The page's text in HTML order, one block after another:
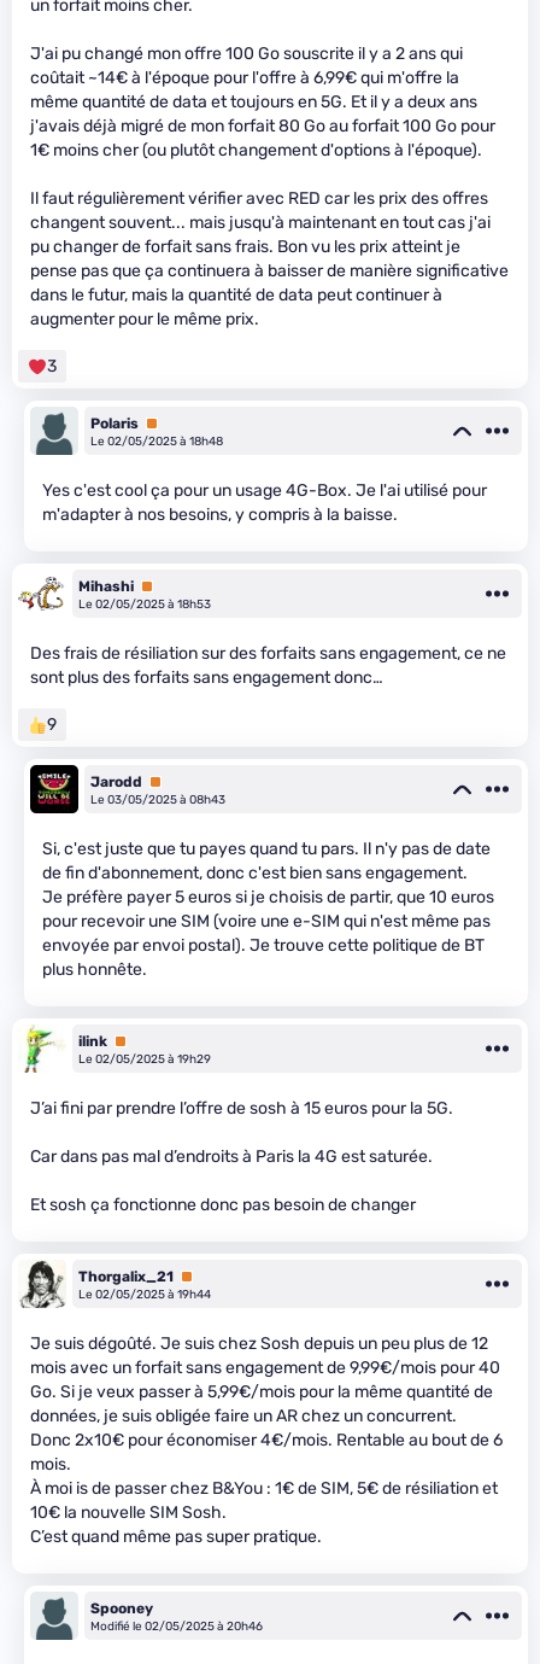
un forfait moins cher.
J'ai pu changé mon offre 100 Go souscrite il y a 2 ans qui
coûtait ~14€ à l'époque pour l'offre à 6,99€ qui m'offre la
même quantité de data et toujours en 5G. Et il y a deux ans
j'avais déjà migré de mon forfait 80 Go au forfait 100 Go pour
1€ moins cher (ou plutôt changement d'options à l'époque).
Il faut régulièrement vérifier avec RED car les prix des offres
changent souvent... mais jusqu'à maintenant en tout cas j'ai
pu changer de forfait sans frais. Bon vu les prix atteint je
pense pas que ça continuera à baisser de manière significative
dans le futur, mais la quantité de data peut continuer à
augmenter pour le même prix.
3
Polaris Premium
Le 02/05/2025 à 18h48
Yes c'est cool ça pour un usage 4G-Box. Je l'ai utilisé pour
m'adapter à nos besoins, y compris à la baisse.
Mihashi Premium
Le 02/05/2025 à 18h53
Des frais de résiliation sur des forfaits sans engagement, ce ne
sont plus des forfaits sans engagement donc…
9
Jarodd
Premium
Le 03/05/2025 à 08h43
Si, c'est juste que tu payes quand tu pars. Il n'y pas de date
de fin d'abonnement, donc c'est bien sans engagement.
Je préfère payer 5 euros si je choisis de partir, que 10 euros
pour recevoir une SIM (voire une e-SIM qui n'est même pas
envoyée par envoi postal). Je trouve cette politique de BT
plus honnête.
ilink Premium
Le 02/05/2025 à 19h29
J’ai fini par prendre l’offre de sosh à 15 euros pour la 5G.
Car dans pas mal d’endroits à Paris la 4G est saturée.
Et sosh ça fonctionne donc pas besoin de changer
Thorgalix_21 Premium
Le 02/05/2025 à 19h44
Je suis dégoûté. Je suis chez Sosh depuis un peu plus de 12
mois avec un forfait sans engagement de 9,99€/mois pour 40
Go. Si je veux passer à 5,99€/mois pour la même quantité de
données, je suis obligée faire un AR chez un concurrent.
Donc 2x10€ pour économiser 4€/mois. Rentable au bout de 6
mois.
À moi is de passer chez B&You : 1€ de SIM, 5€ de résiliation et
10€ la nouvelle SIM Sosh.
C’est quand même pas super pratique.
Spooney
Modifié le 02/05/2025 à 20h46